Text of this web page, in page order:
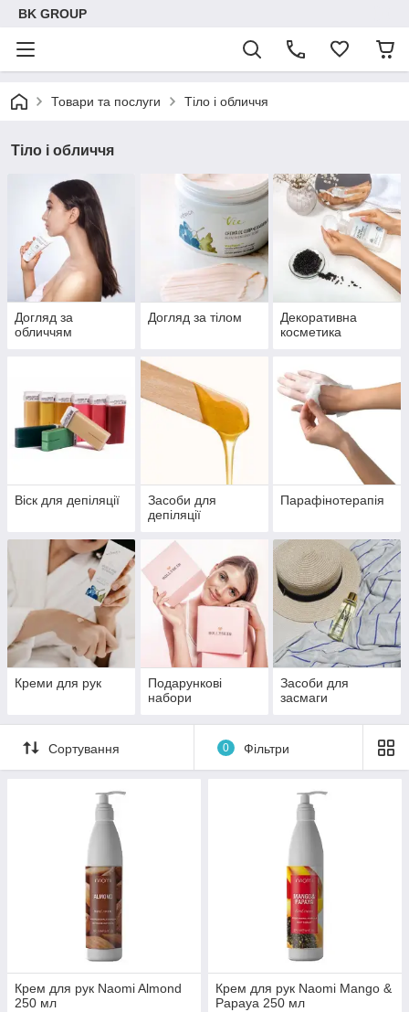
BK GROUP
Товари та послуги Тіло і обличчя
Тіло і обличчя
Догляд за
обличчям
Догляд за тілом
Декоративна
косметика
Віск для депіляції
Засоби для
депіляції
Парафінотерапія
Креми для рук
Подарункові
набори
Засоби для
засмаги
Сортування 0 Фільтри
Крем для рук Naomi Almond
250 мл
Крем для рук Naomi Mango &
Papaya 250 мл